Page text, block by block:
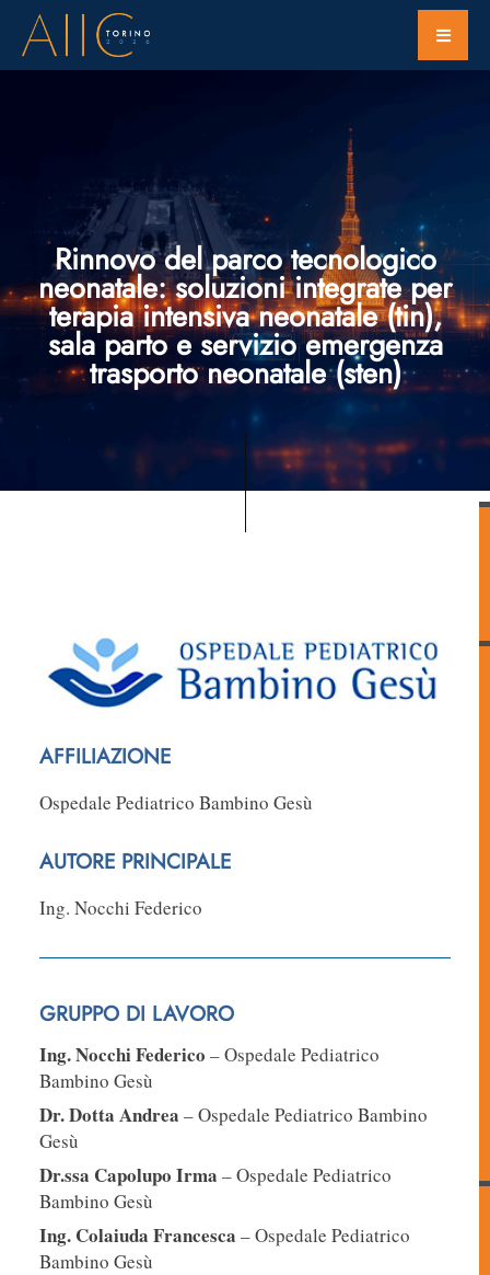
Rinnovo del parco tecnologico
neonatale: soluzioni integrate per
terapia intensiva neonatale (tin),
sala parto e servizio emergenza
trasporto neonatale (sten)
AFFILIAZIONE
Ospedale Pediatrico Bambino Gesù
AUTORE PRINCIPALE
Ing. Nocchi Federico
GRUPPO DI LAVORO
Ing. Nocchi Federico – Ospedale Pediatrico
Bambino Gesù
Dr. Dotta Andrea – Ospedale Pediatrico Bambino
Gesù
Dr.ssa Capolupo Irma – Ospedale Pediatrico
Bambino Gesù
Ing. Colaiuda Francesca – Ospedale Pediatrico
Bambino Gesù